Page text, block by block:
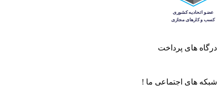
درگاه های پرداخت
شبکه های اجتماعی ما !